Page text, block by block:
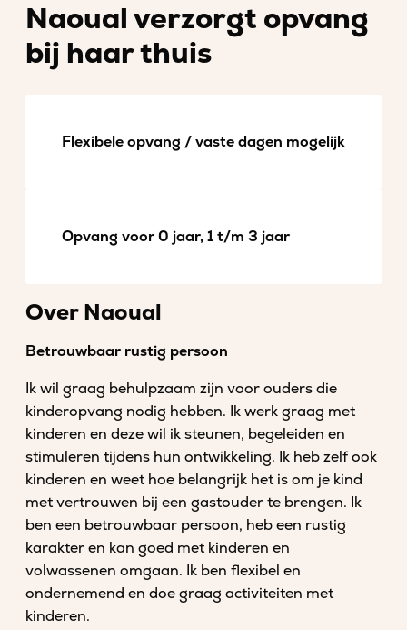
Naoual verzorgt opvang
bij haar thuis
Flexibele opvang / vaste dagen mogelijk
Opvang voor 0 jaar, 1 t/m 3 jaar
Over Naoual
Betrouwbaar rustig persoon
Ik wil graag behulpzaam zijn voor ouders die
kinderopvang nodig hebben. Ik werk graag met
kinderen en deze wil ik steunen, begeleiden en
stimuleren tijdens hun ontwikkeling. Ik heb zelf ook
kinderen en weet hoe belangrijk het is om je kind
met vertrouwen bij een gastouder te brengen. Ik
ben een betrouwbaar persoon, heb een rustig
karakter en kan goed met kinderen en
volwassenen omgaan. Ik ben flexibel en
ondernemend en doe graag activiteiten met
kinderen.